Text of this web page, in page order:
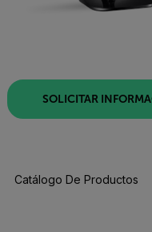
SOLICITAR
Catálogo De Productos